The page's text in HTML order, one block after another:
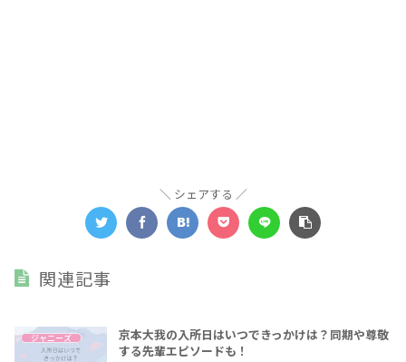
シェアする
関連記事
ジャニーズ
京本大我の入所日はいつできっかけは？同期や尊敬
する先輩エピソードも！